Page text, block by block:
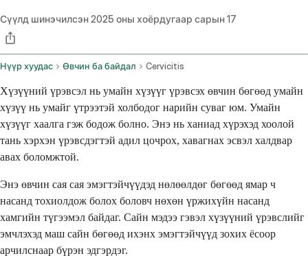
Сүүлд шинэчилсэн2025 оны хоёрдугаар сарын 17
Нүүр хуудас Өвчин ба байдал Cervicitis
Хүзүүний үрэвсэл нь умайн хүзүүг үрэвсэх өвчин бөгөөд умайн
хүзүү нь умайг үтрээтэй холбодог нарийн суваг юм. Умайн
хүзүүг хаалга гэж бодож болно. Энэ нь ханиад хүрэхэд хоолой
тань хэрхэн үрэвсдэгтэй адил цочрох, хавагнах эсвэл халдвар
авах боломжтой.
Энэ өвчин сая сая эмэгтэйчүүдэд нөлөөлдөг бөгөөд ямар ч
насанд тохиолдож болох боловч нөхөн үржихүйн насанд
хамгийн түгээмэл байдаг. Сайн мэдээ гэвэл хүзүүний үрэвслийг
эмчлэхэд маш сайн бөгөөд ихэнх эмэгтэйчүүд зохих ёсоор
арчилснаар бүрэн эдгэрдэг.